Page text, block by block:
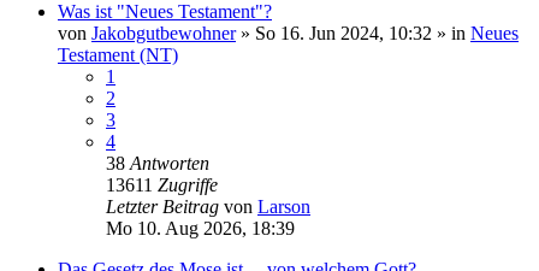
Was ist "Neues Testament"?
von Jakobgutbewohner» So 16. Jun 2024, 10:32 » in Neues
Testament (NT)
1
2
3
4
38 Antworten
13611 Zugriffe
Letzter Beitrag von Larson
Mo 10. Aug 2026, 18:39